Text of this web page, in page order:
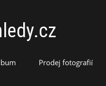
Prodej fotografií